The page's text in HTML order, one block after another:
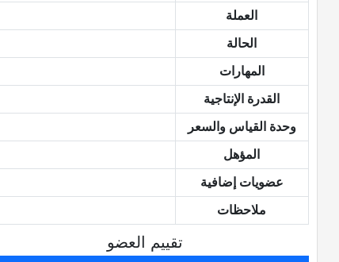
العملة
الحالة
المهارات
القدرة الإنتاجية
وحدة القياس والسعر
المؤهل
عضويات إضافية
ملاحظات
تقييم العضو